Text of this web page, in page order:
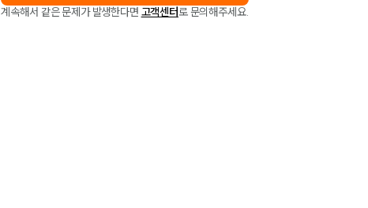
계속해서 같은 문제가 발생한다면 고객센터로 문의해주세요.